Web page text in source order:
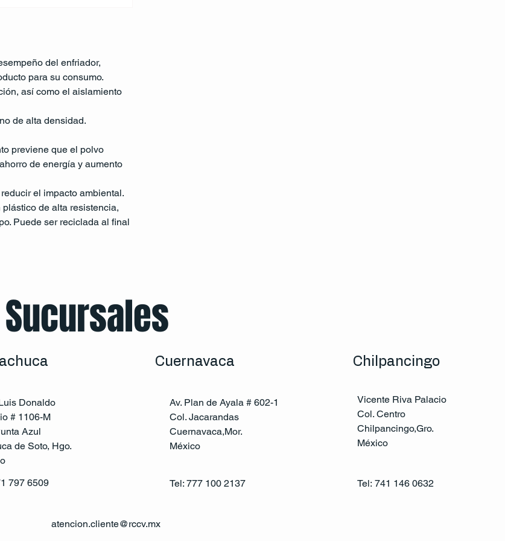
del enfriador,
para su consumo.
así como el aislamiento
de alta densidad.
previene que el polvo
de energía y aumento
el impacto ambiental.
de alta resistencia,
Puede ser reciclada al final
Sucursales
Donaldo
# 1106-M
Azul
de Soto, Hgo.
797 6509
Av. Plan de Ayala # 602-1
Col. Jacarandas
Cuernavaca,Mor.
México
Tel: 777 100 2137
Chilpancingo
Vicente Riva Palacio
Col. Centro
Chilpancingo,Gro.
México
Tel: 741 146 0632
Cuernavaca
atencion.cliente@rccv.mx